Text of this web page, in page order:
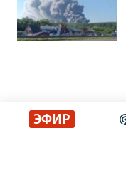
ЭФИР
СОЦИАЛЬНЫЕ СЕТИ